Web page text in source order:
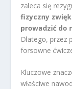
zaleca się
fizyczny
prowadzić do
Dlatego, przez
forsowne
Kluczowe
właściwe